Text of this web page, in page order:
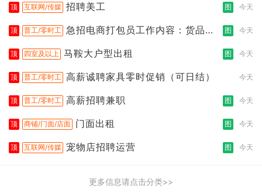
顶 互联网/传媒 招聘美工 图 今天
顶 普工/零时工 急招电商打包员工作内容：货品分
图 今天
顶 四室及以上 马鞍大户型出租 图 今天
顶 普工/零时工 高薪诚聘家具零时促销（可日结） 今天
顶 普工/零时工 高薪招聘兼职 图 今天
顶 商铺/门面/店面 门面出租 图 今天
顶 互联网/传媒 宠物店招聘运营 图 今天
更多信息请点击分类>>